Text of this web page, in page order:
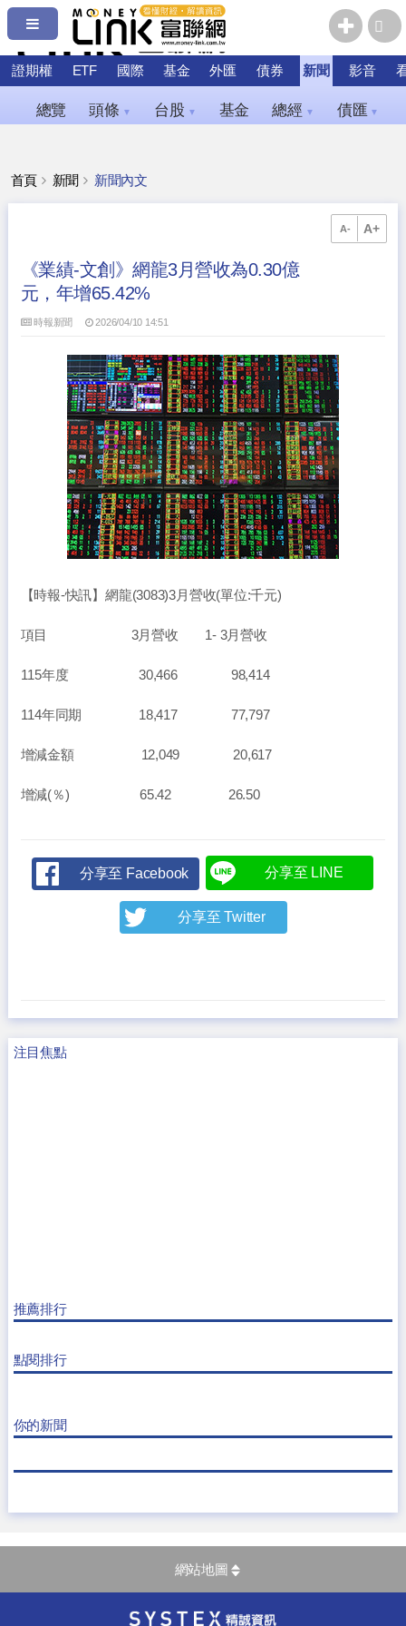
證期權 ETF 國際 基金 外匯 債券 新聞 影音
總覽 頭條 ▼ 台股 ▼ 基金 總經 ▼ 債匯 ▼
首頁 新聞 新聞內文
A- A+
《業績-文創》網龍3月營收為0.30億
元，年增65.42%
時報新聞 2026/04/10 14:51
【時報-快訊】網龍(3083)3月營收(單位:千元)
項目 3月營收 1- 3月營收
115年度 30,466 98,414
114年同期 18,417 77,797
增減金額 12,049 20,617
增減(％) 65.42 26.50
分享至 Facebook 分享至 LINE
分享至 Twitter
注目焦點
推薦排行
點閱排行
你的新聞
網站地圖